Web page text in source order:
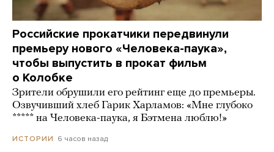
Российские прокатчики передвинули
премьеру нового «Человека-паука»,
чтобы выпустить в прокат фильм
о Колобке
Зрители обрушили его рейтинг еще до премьеры.
Озвучивший хлеб Гарик Харламов: «Мне глубоко
***** на Человека-паука, я Бэтмена люблю!»
ИСТОРИИ 6 часов назад